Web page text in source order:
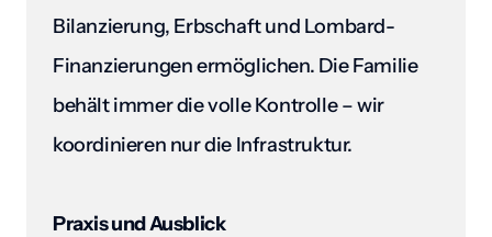
Bilanzierung, Erbschaft und Lombard-
Finanzierungen ermöglichen. Die Familie
behält immer die volle Kontrolle – wir
koordinieren nur die Infrastruktur.
Praxis und Ausblick